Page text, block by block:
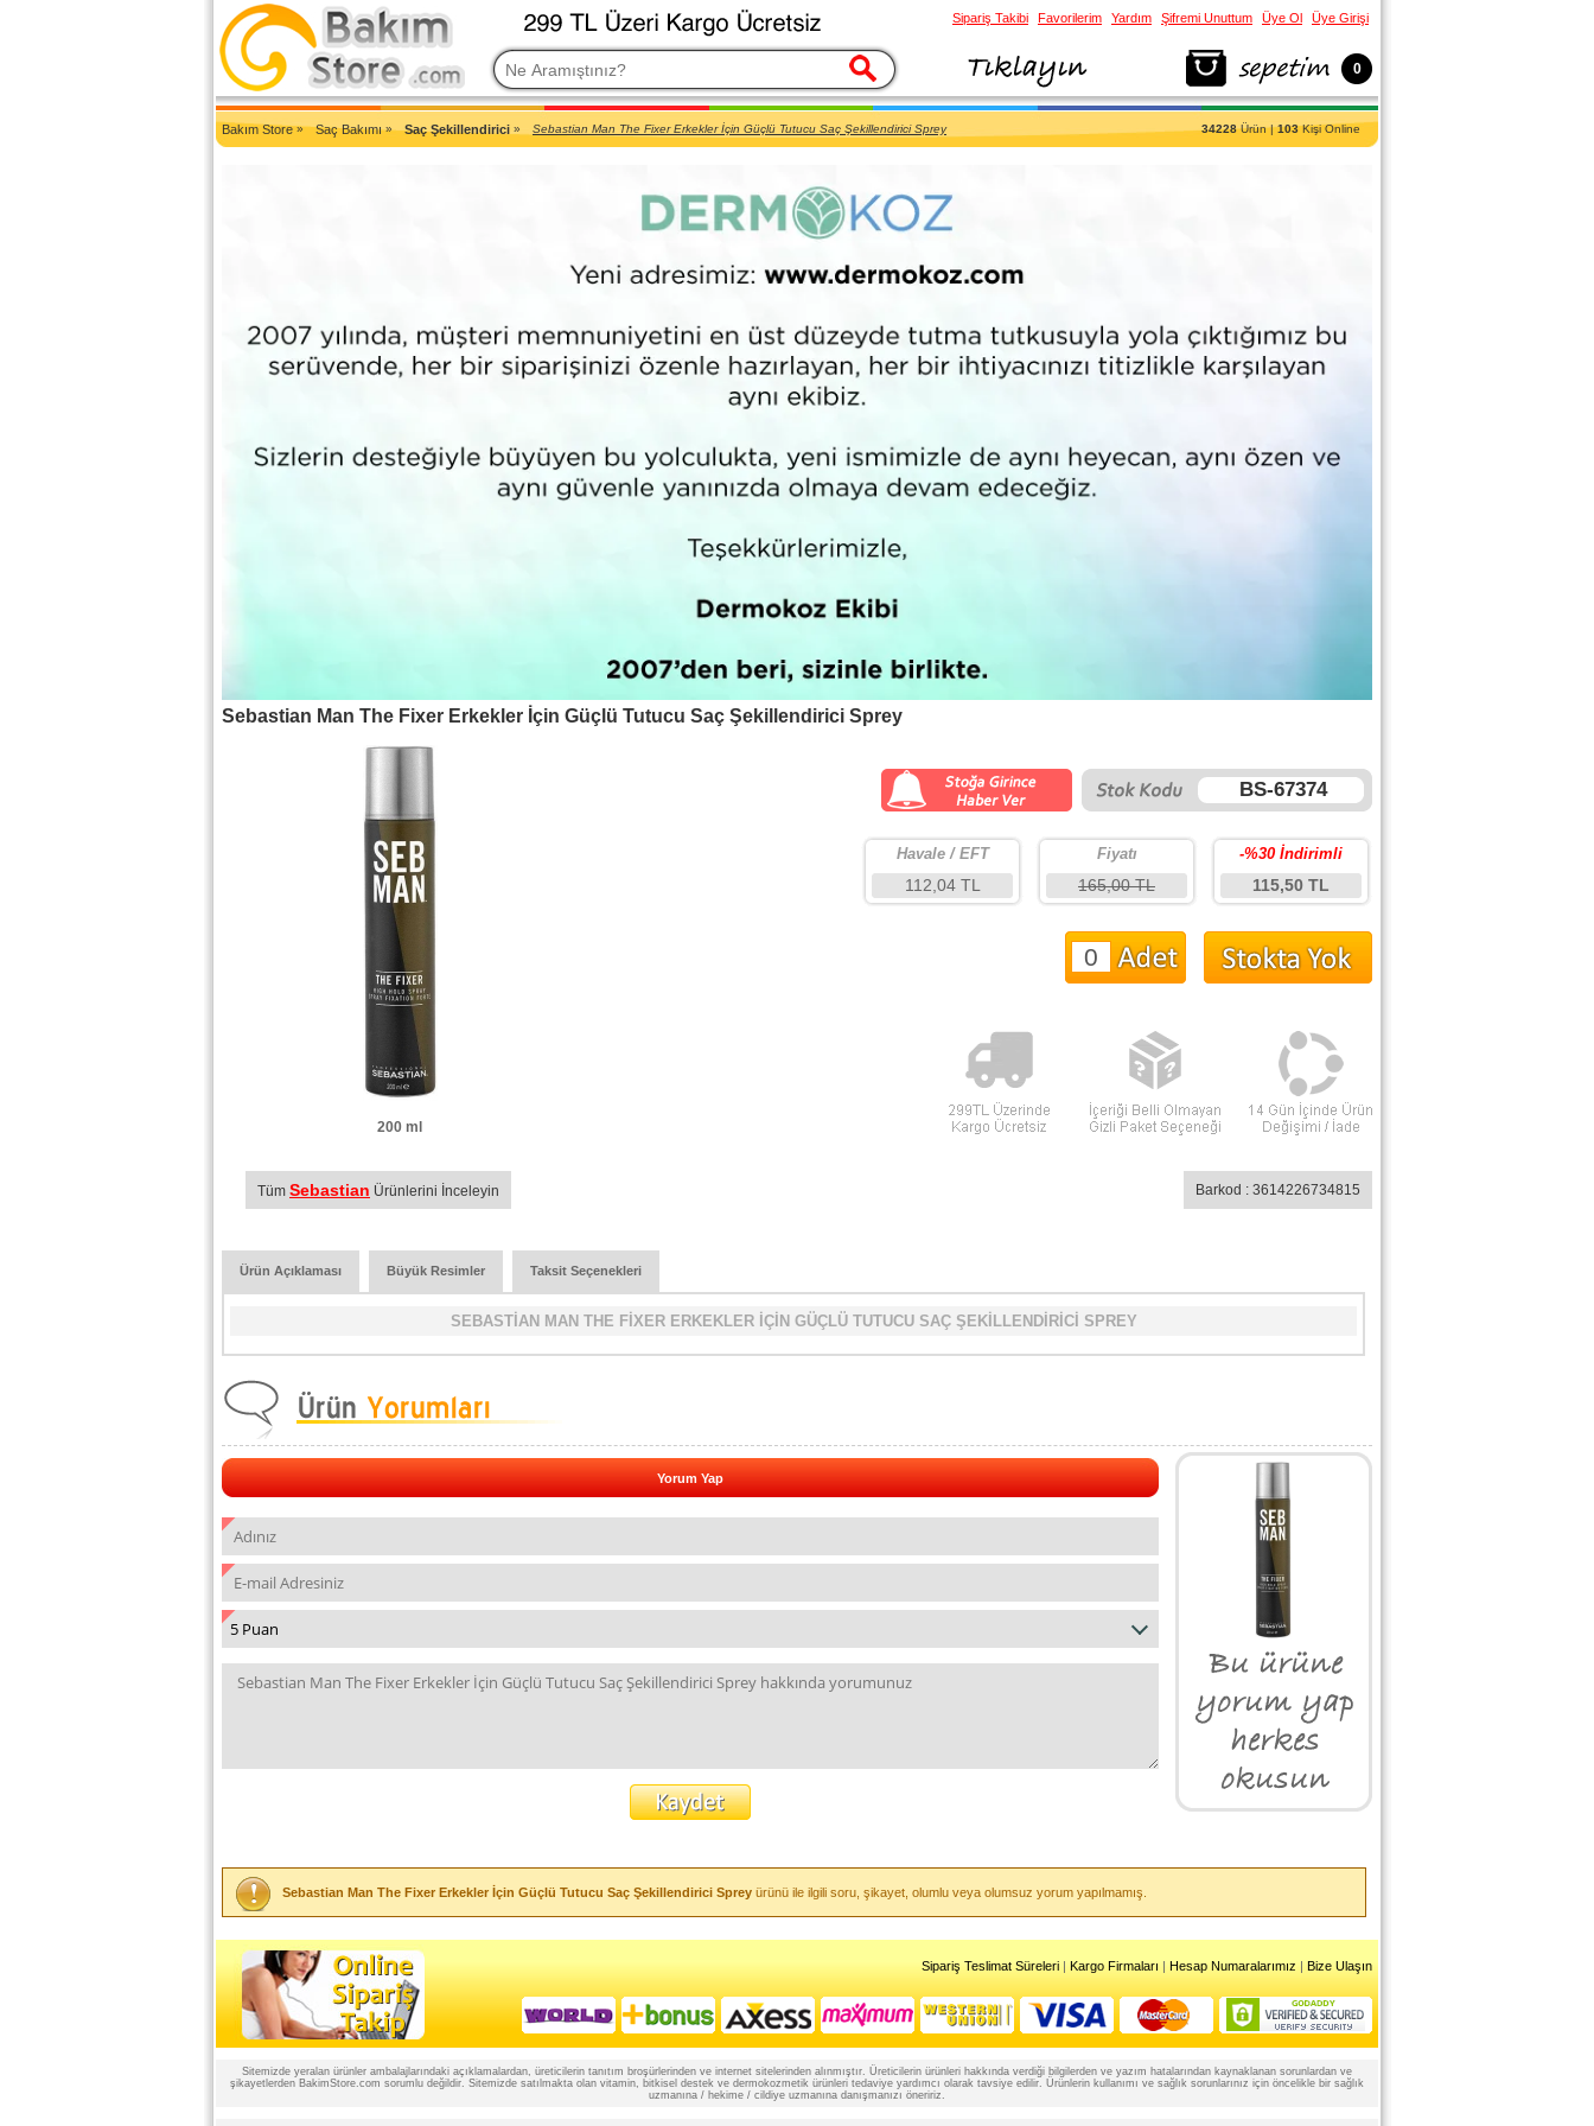
2007'den Beri Türkiye'nin En Güncel Bakım Ürünleri Eczane Sitesi
Bakım Store» Saç Bakımı» Saç Şekillendirici » Sebastian Man The Fixer Erkekler İçin Güçlü Tutucu Saç Şekillendirici Sprey 34228Ürün |103Kişi Online
Sebastian Man The Fixer Erkekler İçin Güçlü Tutucu Saç Şekillendirici Sprey
200 ml
BS-67374
-%30 İndirimli
115,50 TL
Fiyatı
165,00 TL
Havale / EFT
112,04 TL
Tüm Sebastian Ürünlerini İnceleyin Barkod : 3614226734815
Ürün Açıklaması Büyük Resimler Taksit Seçenekleri
SEBASTİAN MAN THE FİXER ERKEKLER İÇİN GÜÇLÜ TUTUCU SAÇ ŞEKİLLENDİRİCİ SPREY
Yorum Yap
Sebastian Man The Fixer Erkekler İçin Güçlü Tutucu Saç Şekillendirici Sprey ürünü ile ilgili soru, şikayet, olumlu veya olumsuz yorum yapılmamış.
Sipariş Teslimat Süreleri | Kargo Firmaları | Hesap Numaralarımız | Bize Ulaşın
Sitemizde yeralan ürünler ambalajlarındaki açıklamalardan, üreticilerin tanıtım broşürlerinden ve internet sitelerinden alınmıştır. Üreticilerin ürünleri hakkında verdiği bilgilerden ve yazım hatalarından kaynaklanan sorunlardan ve
şikayetlerden BakimStore.com sorumlu değildir. Sitemizde satılmakta olan vitamin, bitkisel destek ve dermokozmetik ürünleri tedaviye yardımcı olarak tavsiye edilir. Ürünlerin kullanımı ve sağlık sorunlarınız için öncelikle bir sağlık
uzmanına / hekime / cildiye uzmanına danışmanızı öneririz.
Sipariş Takibi Favorilerim Yardım Şifremi Unuttum Üye Ol Üye Girişi
0